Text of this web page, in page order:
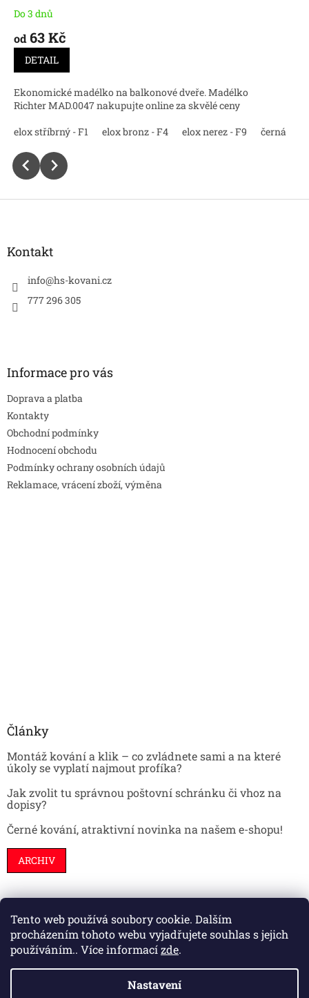
Tento web používá soubory cookie. Dalším
procházením tohoto webu vyjadřujete souhlas s jejich
používáním.. Více informacízde.
Nastavení
práškový antracit -F7016
Do 3 dnů
od 63 Kč
DETAIL
Ekonomické madélko na balkonové dveře. Madélko
Richter MAD.0047 nakupujte online za skvělé ceny
elox stříbrný - F1
elox bronz - F4 elox nerez - F9 černá
Z
Kontakt
info@hs-kovani.cz
777 296 305
Informace pro vás
Doprava a platba
Kontakty
Obchodní podmínky
Hodnocení obchodu
Podmínky ochrany osobních údajů
Reklamace, vrácení zboží, výměna
Články
Montáž kování a klik – co zvládnete sami a na které
úkoly se vyplatí najmout profíka?
Jak zvolit tu správnou poštovní schránku či vhoz na
dopisy?
Černé kování, atraktivní novinka na našem e-shopu!
ARCHIV
Stavební pouzdra Interiéry Dveře
Vytvořil Shoptet